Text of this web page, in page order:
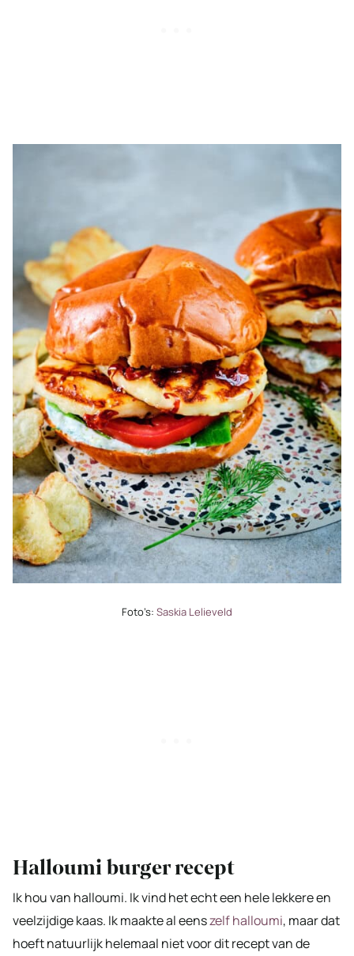
Foto’s: Saskia Lelieveld
Halloumi burger recept
Ik hou van halloumi. Ik vind het echt een hele lekkere en
veelzijdige kaas. Ik maakte al eenszelf halloumi, maar dat
hoeft natuurlijk helemaal niet voor dit recept van de